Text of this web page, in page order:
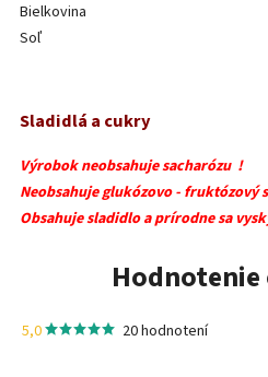
Bielkovina
Soľ
Sladidlá a cukry
Výrobok neobsahuje sacharózu !
Neobsahuje glukózovo - fruktózový
Obsahuje sladidlo a prírodne sa
5,0 20 hodnotení